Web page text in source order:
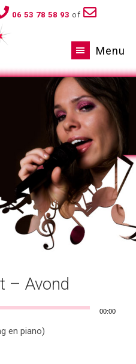
06 53 78 58 93 of
Menu
– Avond
00:00
en piano)